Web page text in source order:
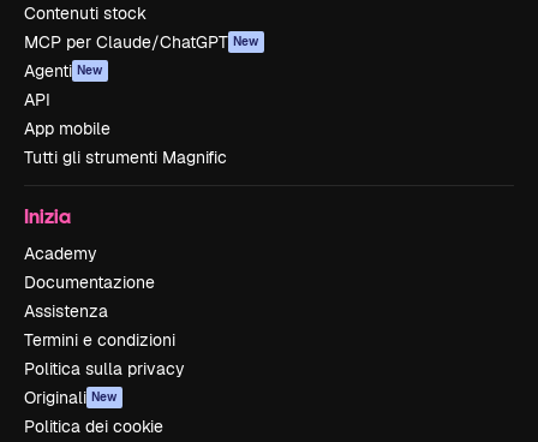
Contenuti stock
MCP per Claude/ChatGPT New
Agenti New
API
App mobile
Tutti gli strumenti Magnific
Inizia
Academy
Documentazione
Assistenza
Termini e condizioni
Politica sulla privacy
Originali New
Politica dei cookie